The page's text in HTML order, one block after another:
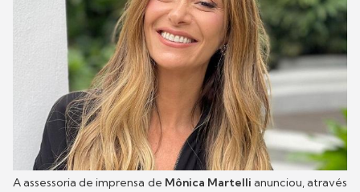
A assessoria de imprensa de Mônica Martelli anunciou, através